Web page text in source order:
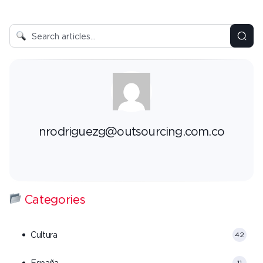
nrodriguezg@outsourcing.com.co
Categories
Cultura 42